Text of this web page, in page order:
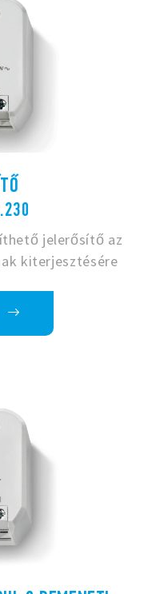
jelerősítő az
kiterjesztésére